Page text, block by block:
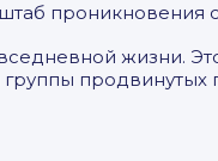
проникновения
жизни.